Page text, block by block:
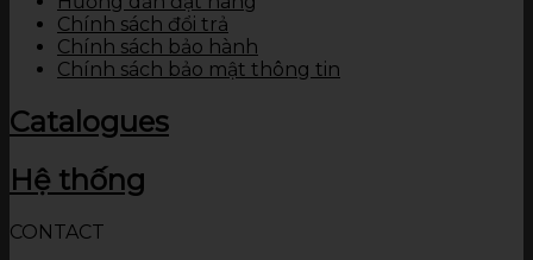
Chính sách đổi trả
Chính sách bảo hành
Chính sách bảo mật thông tin
Catalogues
Hệ thống
CONTACT